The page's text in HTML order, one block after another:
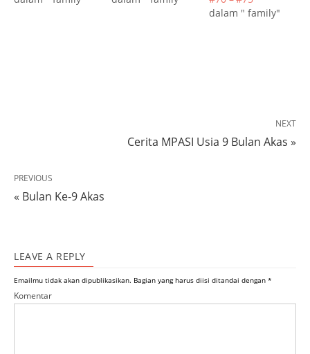
dalam " family"
NEXT
Cerita MPASI Usia 9 Bulan Akas »
PREVIOUS
« Bulan Ke-9 Akas
LEAVE A REPLY
Emailmu tidak akan dipublikasikan. Bagian yang harus diisi ditandai dengan *
Komentar